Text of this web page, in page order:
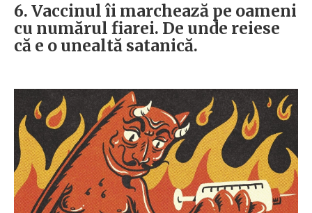
6. Vaccinul îi marchează pe oameni
cu numărul fiarei. De unde reiese
că e o unealtă satanică.